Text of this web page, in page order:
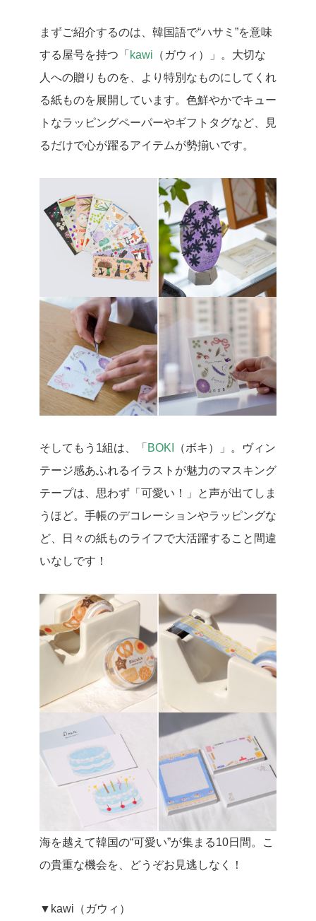
まずご紹介するのは、韓国語で“ハサミ”を意味
する屋号を持つ「 kawi （ガウィ）」。大切な
人への贈りものを、より特別なものにしてくれ
る紙ものを展開しています。色鮮やかでキュー
トなラッピングペーパーやギフトタグなど、見
るだけで心が躍るアイテムが勢揃いです。
そしてもう1組は、「 BOKI
（ボキ）」。ヴィン
テージ感あふれるイラストが魅力のマスキング
テープは、思わず「可愛い！」と声が出てしま
うほど。手帳のデコレーションやラッピングな
ど、日々の紙ものライフで大活躍すること間違
いなしです！
海を越えて韓国の“可愛い”が集まる10日間。こ
の貴重な機会を、どうぞお見逃しなく！
▼kawi（ガウィ）